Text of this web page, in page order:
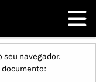
seu navegador.